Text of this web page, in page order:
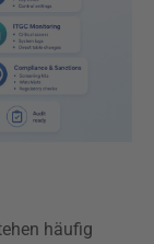
häufig